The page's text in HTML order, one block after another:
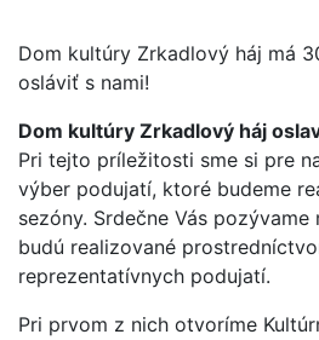
Dom kultúry Zrkadlový háj má
osláviť s nami!
Dom kultúry Zrkadlový háj
Pri tejto príležitosti sme si pre
výber podujatí, ktoré budeme
sezóny. Srdečne Vás
budú realizované
reprezentatívnych podujatí.
Pri prvom z nich otvoríme